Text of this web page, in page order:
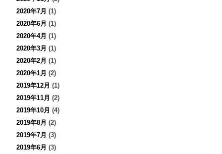
2020年7月 (1)
2020年6月 (1)
2020年4月 (1)
2020年3月 (1)
2020年2月 (1)
2020年1月 (2)
2019年12月 (1)
2019年11月 (2)
2019年10月 (4)
2019年8月 (2)
2019年7月 (3)
2019年6月 (3)